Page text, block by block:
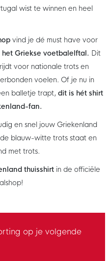
wist te winnen en heel
vind je dé must have voor
het Griekse voetbalelftal. Dit
voor nationale trots en
voelen. Of je nu in
balletje trapt, dit is hét shirt
fan.
en snel jouw Griekenland
blauw-witte trots staat en
met trots.
thuisshirt in de officiële
op je volgende